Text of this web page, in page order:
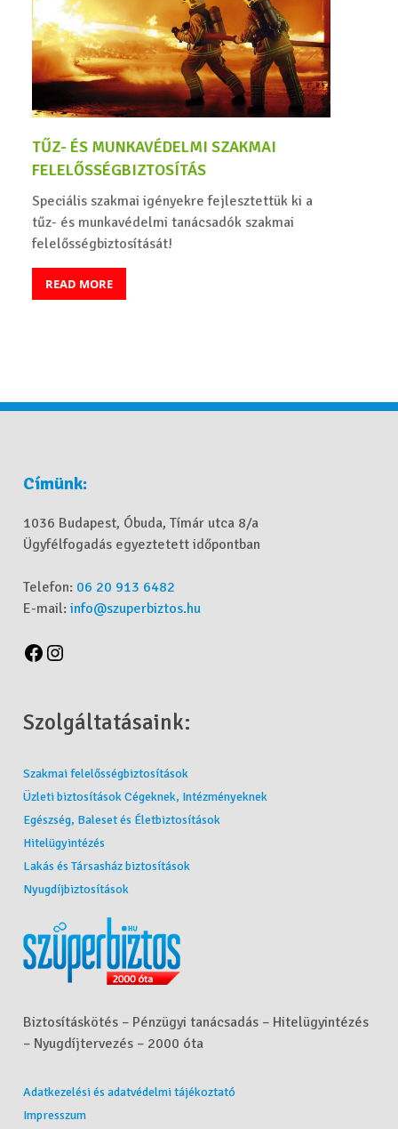
TŰZ- ÉS MUNKAVÉDELMI SZAKMAI
FELELŐSSÉGBIZTOSÍTÁS
Speciális szakmai igényekre fejlesztettük ki a
tűz- és munkavédelmi tanácsadók szakmai
felelősségbiztosítását!
READ MORE
Címünk:
1036 Budapest, Óbuda, Tímár utca 8/a
Ügyfélfogadás egyeztetett időpontban
Telefon: 06 20 913 6482
E-mail:info@szuperbiztos.hu
Szolgáltatásaink:
Szakmai felelősségbiztosítások
Üzleti biztosítások Cégeknek, Intézményeknek
Egészség, Baleset és Életbiztosítások
Hitelügyintézés
Lakás és Társasház biztosítások
Nyugdíjbiztosítások
Biztosításkötés – Pénzügyi tanácsadás – Hitelügyintézés
– Nyugdíjtervezés – 2000 óta
Adatkezelési és adatvédelmi tájékoztató
Impresszum